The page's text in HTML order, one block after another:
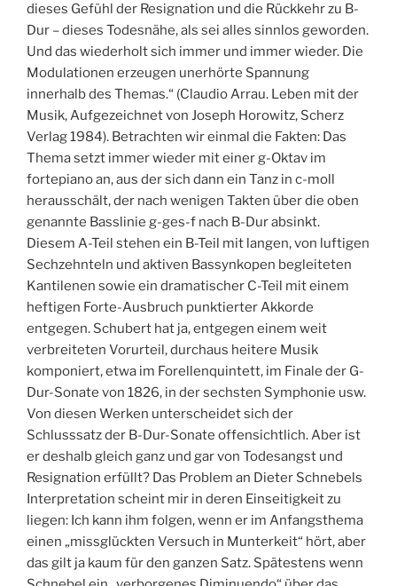
dieses Gefühl der Resignation und die Rückkehr zu B-
Dur – dieses Todesnähe, als sei alles sinnlos geworden.
Und das wiederholt sich immer und immer wieder. Die
Modulationen erzeugen unerhörte Spannung
innerhalb des Themas.“ (Claudio Arrau. Leben mit der
Musik, Aufgezeichnet von Joseph Horowitz, Scherz
Verlag 1984). Betrachten wir einmal die Fakten: Das
Thema setzt immer wieder mit einer g-Oktav im
fortepiano an, aus der sich dann ein Tanz in c-moll
herausschält, der nach wenigen Takten über die oben
genannte Basslinie g-ges-f nach B-Dur absinkt.
Diesem A-Teil stehen ein B-Teil mit langen, von luftigen
Sechzehnteln und aktiven Bassynkopen begleiteten
Kantilenen sowie ein dramatischer C-Teil mit einem
heftigen Forte-Ausbruch punktierter Akkorde
entgegen. Schubert hat ja, entgegen einem weit
verbreiteten Vorurteil, durchaus heitere Musik
komponiert, etwa im Forellenquintett, im Finale der G-
Dur-Sonate von 1826, in der sechsten Symphonie usw.
Von diesen Werken unterscheidet sich der
Schlusssatz der B-Dur-Sonate offensichtlich. Aber ist
er deshalb gleich ganz und gar von Todesangst und
Resignation erfüllt? Das Problem an Dieter Schnebels
Interpretation scheint mir in deren Einseitigkeit zu
liegen: Ich kann ihm folgen, wenn er im Anfangsthema
einen „missglückten Versuch in Munterkeit“ hört, aber
das gilt ja kaum für den ganzen Satz. Spätestens wenn